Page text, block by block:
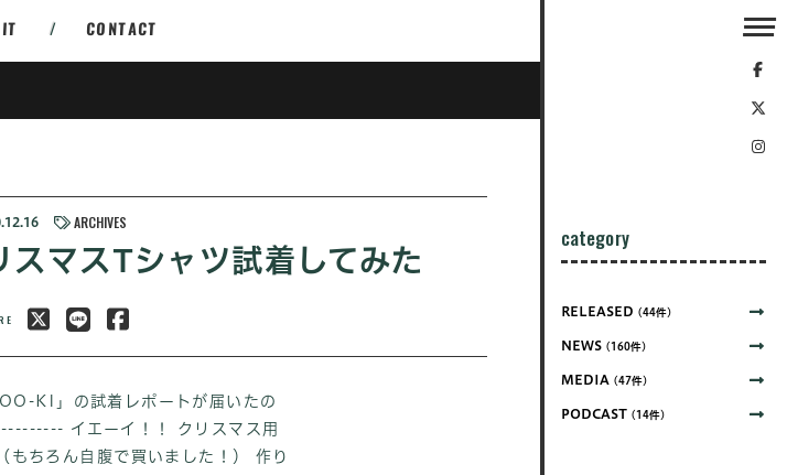
/ CONTACT
ARCHIVES
スマスTシャツ試着してみた
KI」の試着レポートが届いたの
イエーイ！！ クリスマス用
もちろん自腹で買いました！） 作り
category
RELEASED (44件)
NEWS (160件)
MEDIA (47件)
PODCAST (14件)